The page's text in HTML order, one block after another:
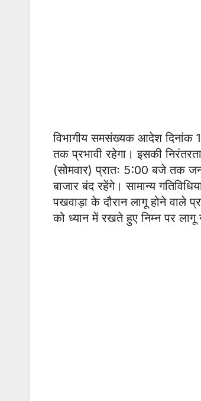
विभागीय समसंख्यक आदेश दिनांक
तक प्रभावी रहेगा। इसकी
(सोमवार) प्रातः 5:00 बजे तक
बाजार बंद रहेंगे। सामान्य
पखवाड़ा के दौरान लागू होने वाले
को ध्यान में रखते हुए निम्न पर लागू